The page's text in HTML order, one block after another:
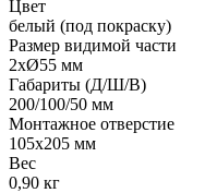
Цвет
белый (под покраску)
Размер видимой части
2xØ55 мм
Габариты (Д/Ш/В)
200/100/50 мм
Монтажное отверстие
105x205 мм
Вес
0,90 кг